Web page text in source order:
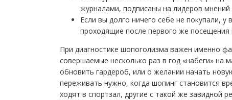
журналами, подписаны на лидеров мнений
Если вы долго ничего себе не покупали,
проходящие после первого же посещения
При диагностике шопоголизма важен именно
совершаемые несколько раз в год «набеги» на
обновить гардероб, или о желании начать
переживать нужно, когда шопинг становится
ходят в спортзал, другие с такой же завидной